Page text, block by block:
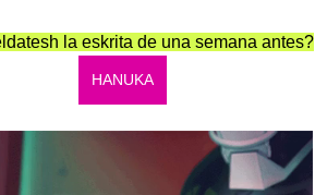
la eskrita de una semana antes?
HANUKA